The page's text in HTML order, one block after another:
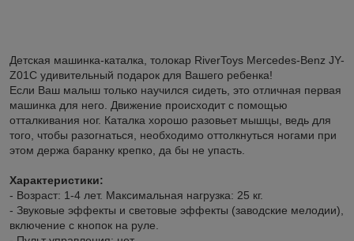
Детская машинка-каталка, толокар RiverToys Mercedes-Benz JY-
Z01C удивительный подарок для Вашего ребенка!
Если Ваш малыш только научился сидеть, это отличная первая
машинка для него. Движение происходит с помощью
отталкивания ног. Каталка хорошо разовьет мышцы, ведь для
того, чтобы разогнаться, необходимо оттолкнуться ногами при
этом держа баранку крепко, да бы не упасть.
Характеристики:
- Возраст: 1-4 лет. Максимальная нагрузка: 25 кг.
- Звуковые эффекты и световые эффекты (заводские мелодии),
включение с кнопок на руле.